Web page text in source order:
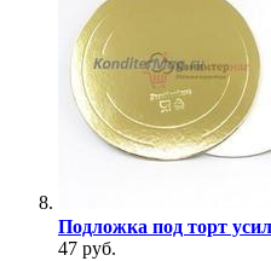
Подложка под торт
47 руб.